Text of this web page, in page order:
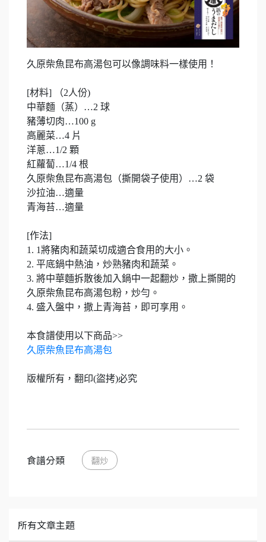
久原柴魚昆布高湯包可以像調味料一樣使用！
[材料] （2人份)
中華麵（蒸）…2 球
豬薄切肉…100 g
高麗菜…4 片
洋蔥…1/2 顆
紅蘿蔔…1/4 根
久原柴魚昆布高湯包（撕開袋子使用）…2 袋
沙拉油…適量
青海苔…適量
[作法]
1. 1將豬肉和蔬菜切成適合食用的大小。
2. 平底鍋中熱油，炒熟豬肉和蔬菜。
3. 將中華麵拆散後加入鍋中一起翻炒，撒上撕開的
久原柴魚昆布高湯包粉，炒勻。
4. 盛入盤中，撒上青海苔，即可享用。
本食譜使用以下商品>>
久原柴魚昆布高湯包
版權所有，翻印(盜拷)必究
食譜分類 翻炒
所有文章主題